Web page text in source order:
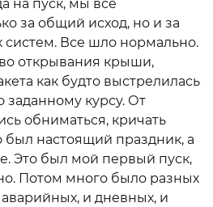
на пуск, мы все
за общий исход, но и за
систем. Все шло нормально.
открывания крыши,
как будто выстрелилась
курсу. От
обниматься, кричать
был настоящий праздник, а
Это был мой первый пуск,
Потом много было разных
и дневных, и